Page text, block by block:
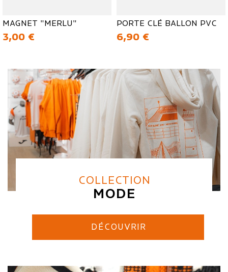
MAGNET "MERLU"
Prix
3,00 €
PORTE CLÉ BALLON PVC
Prix
6,90 €
COLLECTION
MODE
DÉCOUVRIR